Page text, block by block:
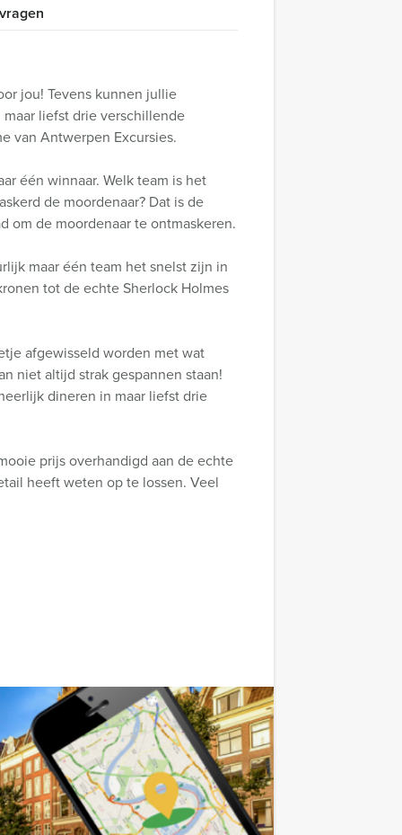
jou! Tevens kunnen jullie
liefst drie verschillende
van Antwerpen Excursies.
één winnaar. Welk team is het
de moordenaar? Dat is de
om de moordenaar te ontmaskeren.
maar één team het snelst zijn in
tot de echte Sherlock Holmes
afgewisseld worden met wat
niet altijd strak gespannen staan!
dineren in maar liefst drie
prijs overhandigd aan de echte
heeft weten op te lossen. Veel